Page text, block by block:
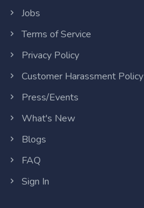
Jobs
Terms of Service
Privacy Policy
Customer Harassment Policy
Press/Events
What's New
Blogs
FAQ
Sign In